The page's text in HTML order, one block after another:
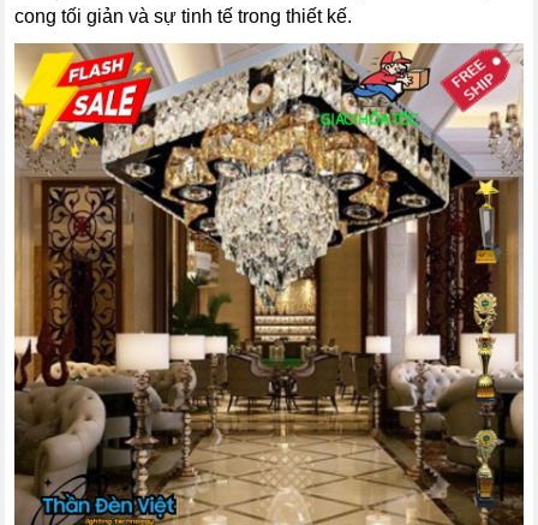
cong tối giản và sự tinh tế trong thiết kế.